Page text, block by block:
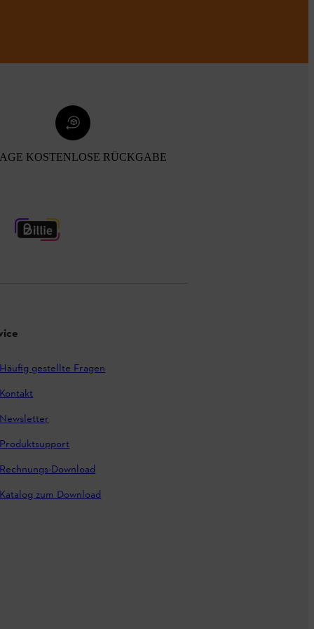
KOSTENLOSE RÜCKGABE
Häufig gestellte Fragen
Kontakt
Newsletter
Produktsupport
Rechnungs-Download
Katalog zum Download